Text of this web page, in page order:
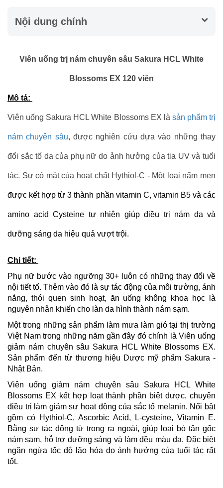
Nội dung chính
Viên uống trị nám chuyên sâu Sakura HCL White
Blossoms EX 120 viên
Mô tả:
Viên uống Sakura HCL White Blossoms EX là sản phẩm trị
nám chuyên sâu, được nghiên cứu dựa vào những thay
đổi sắc tố da của phụ nữ do ảnh hưởng của tia UV và tuổi
tác. Sự có mặt của hoạt chất Hythiol-C - Một loại nấm men
được kết hợp từ 3 thành phần vitamin C, vitamin B5 và các
amino acid Cysteine tự nhiên giúp điều trị nám da và
dưỡng sáng da hiệu quả vượt trội.
Chi tiết:
Phụ nữ bước vào ngưỡng 30+ luôn có những thay đổi về
nội tiết tố. Thêm vào đó là sự tác động của môi trường, ánh
nắng, thói quen sinh hoạt, ăn uống không khoa học là
nguyên nhân khiến cho làn da hình thành nám sạm.
Một trong những sản phẩm làm mưa làm gió tại thị trường
Việt Nam trong những năm gần đây đó chính là Viên uống
giảm nám chuyên sâu Sakura HCL White Blossoms EX.
Sản phẩm đến từ thương hiệu Dược mỹ phẩm Sakura -
Nhật Bản.
Viên uống giảm nám chuyên sâu Sakura HCL White
Blossoms EX kết hợp loạt thành phần biệt dược, chuyên
điều trị làm giảm sự hoạt động của sắc tố melanin. Nổi bật
gồm có Hythiol-C, Ascorbic Acid, L-cysteine, Vitamin E.
Bằng sự tác động từ trong ra ngoài, giúp loại bỏ tận gốc
nám sạm, hỗ trợ dưỡng sáng và làm đều màu da. Đặc biệt
ngăn ngừa tốc độ lão hóa do ảnh hưởng của tuổi tác rất
tốt.